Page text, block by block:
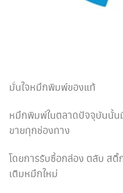
มั่นใจหมึกพิมพ์ของแท้
หมึกพิมพ์ในตลาดปัจจุบันนั้
ขายทุกช่องทาง
โดยการรับซื้อกล่อง ตลับ สติ๊
เติมหมึกใหม่